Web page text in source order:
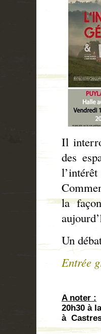
Il
des
la
Un
Entrée
A noter :
20h30 à
à